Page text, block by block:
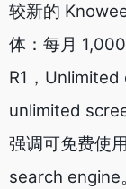
较新的
体：每月
R1，
unlimited
强调可免费使
search engine